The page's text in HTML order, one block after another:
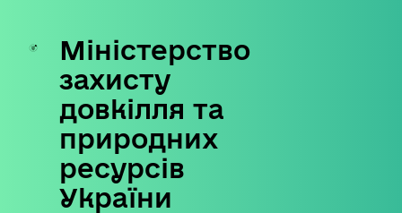
Skip
content
Міністерство
захисту
довкілля та
природних
ресурсів
України